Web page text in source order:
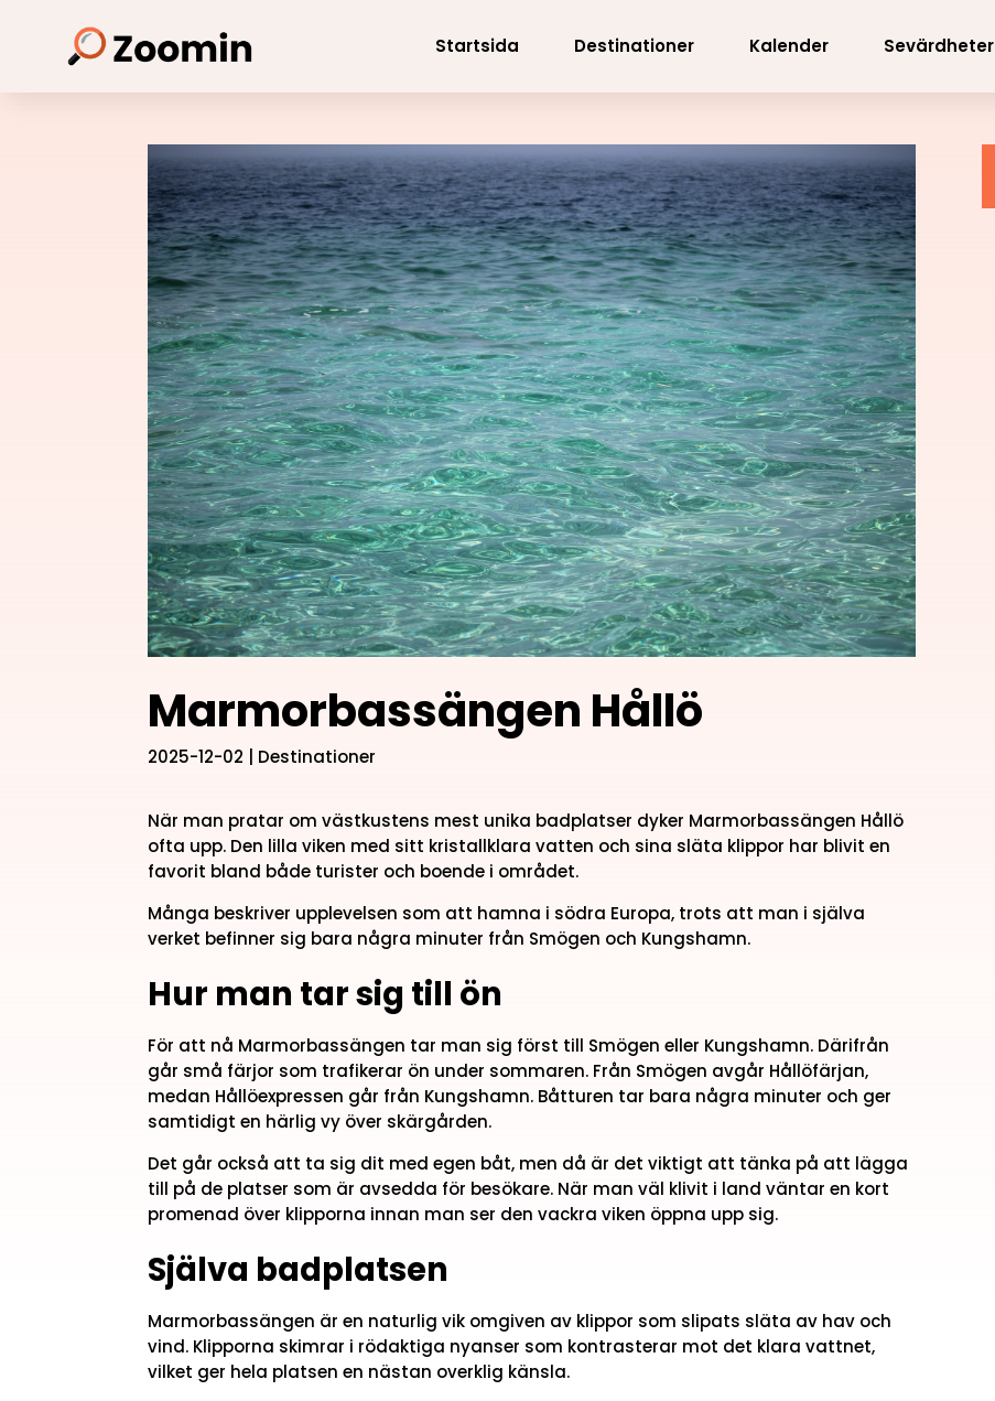
Startsida Destinationer Kalender Sevärdheter
Marmorbassängen Hållö
2025-12-02 Destinationer
När man pratar om västkustens mest unika badplatser dyker Marmorbassängen Hållö
ofta upp. Den lilla viken med sitt kristallklara vatten och sina släta klippor har blivit en
favorit bland både turister och boende i området.
Många beskriver upplevelsen som att hamna i södra Europa, trots att man i själva
verket befinner sig bara några minuter från Smögen och Kungshamn.
Hur man tar sig till ön
För att nå Marmorbassängen tar man sig först till Smögen eller Kungshamn. Därifrån
går små färjor som trafikerar ön under sommaren. Från Smögen avgår Hållöfärjan,
medan Hållöexpressen går från Kungshamn. Båtturen tar bara några minuter och ger
samtidigt en härlig vy över skärgården.
Det går också att ta sig dit med egen båt, men då är det viktigt att tänka på att lägga
till på de platser som är avsedda för besökare. När man väl klivit i land väntar en kort
promenad över klipporna innan man ser den vackra viken öppna upp sig.
Själva badplatsen
Marmorbassängen är en naturlig vik omgiven av klippor som slipats släta av hav och
vind. Klipporna skimrar i rödaktiga nyanser som kontrasterar mot det klara vattnet,
vilket ger hela platsen en nästan overklig känsla.